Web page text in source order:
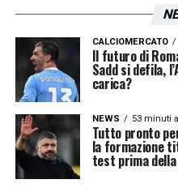
Senza
6 partite disputate
Media punti per
Percentuale
Media gol segnati:
CALCIOMERCATO
Il futuro di
Sadd si defila,
carica?
NEWS 53 minuti
Tutto pronto
la formazione
test prima